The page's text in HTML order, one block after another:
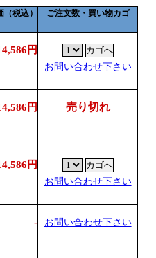
（税込） ご注文数・買い物カゴ
円
お問い合わせ下さい
円 売り切れ
円
お問い合わせ下さい
- お問い合わせ下さい